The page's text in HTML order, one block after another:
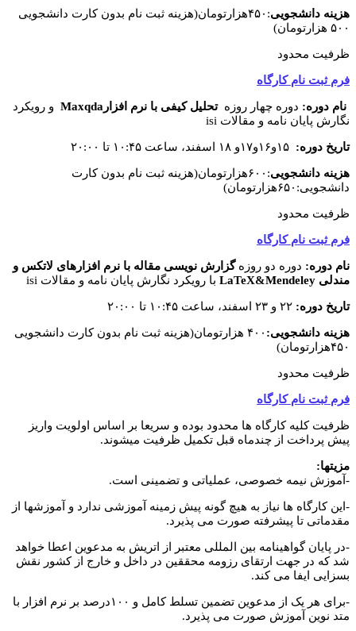
هزینه دانشجویی
:۴۵۰هزارتومان(هزینه ثبت نام بدون کارت دانشجویی
۵۰۰ هزارتومان)
ظرفیت محدود
فرم ثبت نام کارگاه
نام دوره: دوره چهار روزهتحلیل کیفی با نرم افزار Maxqda و رویکرد
نگارش پایان نامه و مقالات isi
تاریخ دوره:
هزینه دانشجویی
:۶۰۰هزارتومان(هزینه ثبت نام بدون کارت
دانشجویی:۶۵۰هزارتومان)
ظرفیت محدود
فرم ثبت نام کارگاه
نام دوره: دوره دو روزهگزارش نویسی مقاله با نرم افزارهای لاتکس و
مندلی
با رویکرد نگارش پایان نامه و مقالات isi
تاریخ دوره:
هزینه دانشجویی:
۴۰۰ هزارتومان(هزینه ثبت نام بدون کارت دانشجویی
۴۵۰هزارتومان)
ظرفیت محدود
فرم ثبت نام کارگاه
ظرفیت کلیه کارگاه ها محدود بوده و سریعا بر اساس اولویت واریز
پیش پرداخت از چندماه قبل تکمیل ظرفیت میشوند.
مزیتها:
-آموزش نیمه خصوصی، عملیاتی و تضمینی است.
-این کارگاه ها نیاز به هیچ گونه پیش زمینه آموزشی ندارد و آموزشها از
مقدماتی تا پیشرفته صورت می پذیرد.
-در پایان گواهینامه بین المللی معتبر از اتریش به مدعوین اعطا خواهد
شد که در جهت ارتقای رزومه محققین در داخل و خارج از کشور نقش
بسزایی ایفا می کند.
-برای هر یک از مدعوین تضمین تسلط کامل و ۱۰۰درصد بر نرم افزار با
متد نوین آموزش صورت می پذیرد.